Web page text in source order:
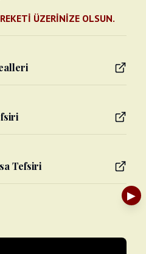
ÜZERİNİZE OLSUN.
Tefsiri
▶